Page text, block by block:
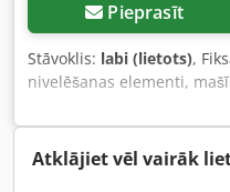
Pieprasīt
Stāvoklis: labi (lietots),
nivelēšanas elementi,
nivelēšanas kurpes,
ķīļveida kurpe, mašīnas
Dedpfxsfzluho Aptokr -
darbgaldiem un iekārtām
Atklājiet vēl vairāk